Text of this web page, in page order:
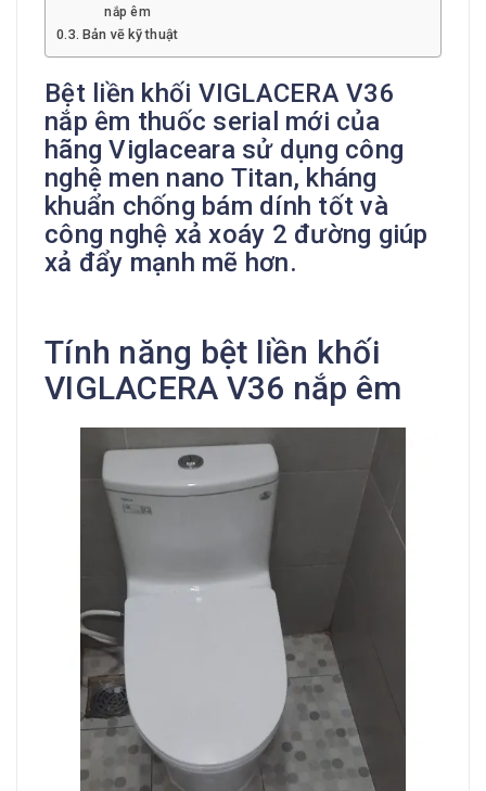
nắp êm
Bản vẽ kỹ thuật
Bệt liền khối VIGLACERA V36
nắp êm thuốc serial mới của
hãng Viglaceara sử dụng công
nghệ men nano Titan, kháng
khuẩn chống bám dính tốt và
công nghệ xả xoáy 2 đường giúp
xả đẩy mạnh mẽ hơn.
Tính năng bệt liền khối
VIGLACERA V36 nắp êm